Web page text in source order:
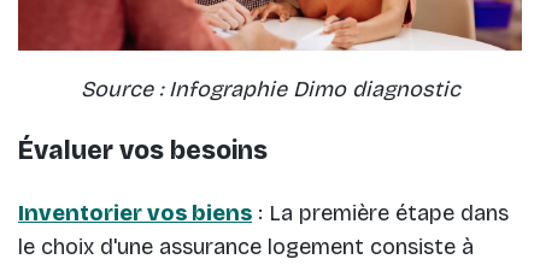
Source : Infographie Dimo diagnostic
Évaluer vos besoins
Inventorier vos biens : La première étape dans
le choix d'une assurance logement consiste à